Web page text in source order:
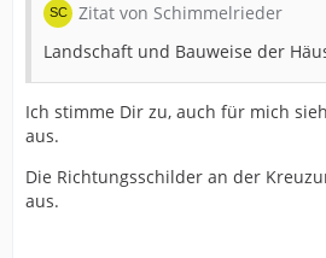
Zitat von Schimmelrieder
Landschaft und Bauweise der
Ich stimme Dir zu, auch für mich
aus.
Die Richtungsschilder an der
aus.